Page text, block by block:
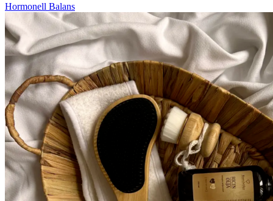
Hormonell Balans